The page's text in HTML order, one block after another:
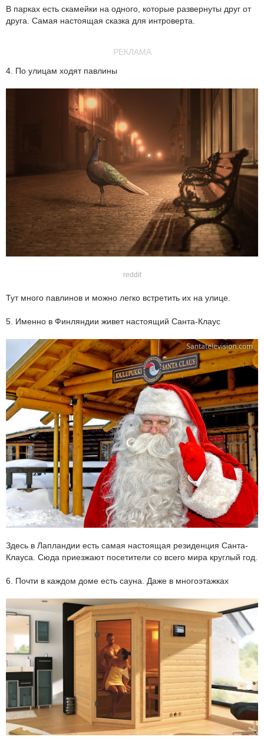
В парках есть скамейки на одного, которые развернуты друг от
друга. Самая настоящая сказка для интроверта.
РЕКЛАМА
4. По улицам ходят павлины
reddit
Тут много павлинов и можно легко встретить их на улице.
5. Именно в Финляндии живет настоящий Санта-Клаус
Здесь в Лапландии есть самая настоящая резиденция Санта-
Клауса. Сюда приезжают посетители со всего мира круглый год.
6. Почти в каждом доме есть сауна. Даже в многоэтажках